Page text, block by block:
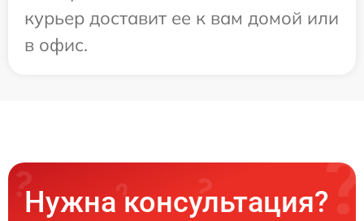
курьер доставит ее к вам домой или
в офис.
Нужна консультация?